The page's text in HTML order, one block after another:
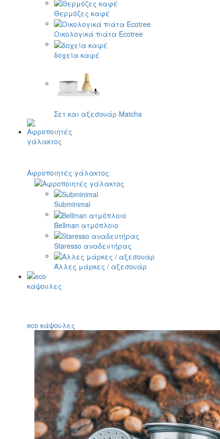
Θερμόζες καφέ
Οικολογικά πιάτα Ecotree
δοχεία καφέ
Σετ και αξεσουάρ Matcha
Αφροποιητές γάλακτος
Subminimal
Bellman ατμόπλοιο
Staresso αναδευτήρας
Άλλες μάρκες / αξεσουάρ
eco κάψουλες